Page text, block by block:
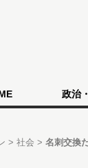
政治
社会
名刺交換